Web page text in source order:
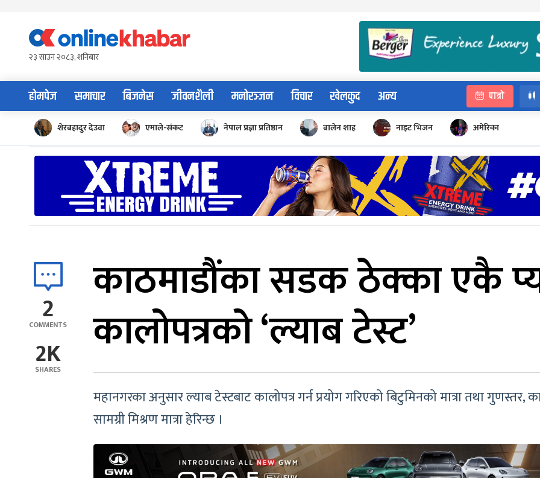
content२३ साउन २०८३, शनिबार
होमपेज समाचार बिजनेस जीवनशैली मनोरञ्जन विचार खेलकुद अन्य पात्रो
शेरबहादुर देउवा एमाले-संकट नेपाल प्रज्ञा प्रतिष्ठान बालेन शाह नाइट भिजन अमेरिका
2
COMMENTS
2K
SHARES
काठमाडौंका सडक ठेक्का एकै
कालोपत्रको ‘ल्याब टेस्ट’
महानगरका अनुसार ल्याब टेस्टबाट कालोपत्र गर्न प्रयोग गरिएको बिटुमिनको मात्रा तथा गुणस्तर,
सामग्री मिश्रण मात्रा हेरिन्छ ।